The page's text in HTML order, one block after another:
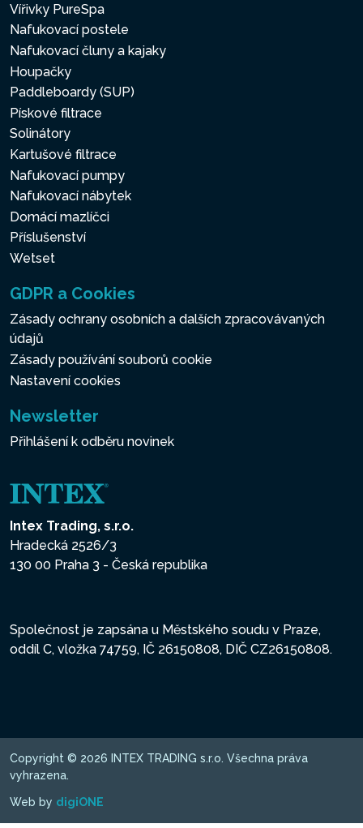
Vířivky PureSpa
Nafukovací postele
Nafukovací čluny a kajaky
Houpačky
Paddleboardy (SUP)
Pískové filtrace
Solinátory
Kartušové filtrace
Nafukovací pumpy
Nafukovací nábytek
Domácí mazlíčci
Příslušenství
Wetset
GDPR a Cookies
Zásady ochrany osobních a dalších zpracovávaných
údajů
Zásady používání souborů cookie
Nastavení cookies
Newsletter
Přihlášení k odběru novinek
Intex Trading, s.r.o.
Hradecká 2526/3
130 00 Praha 3 - Česká republika
Společnost je zapsána u Městského soudu v Praze,
oddíl C, vložka 74759, IČ 26150808, DIČ CZ26150808.
Copyright © 2026 INTEX TRADING s.r.o. Všechna práva
vyhrazena.
Web by digiONE